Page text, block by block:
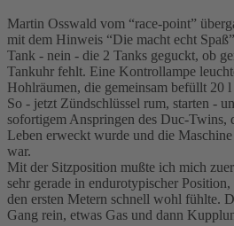
Martin Osswald vom “race-point”
mit dem Hinweis “Die macht echt
Tank - nein - die 2 Tanks geguckt, ob
Tankuhr fehlt. Eine Kontrollampe
Hohlräumen, die gemeinsam befüllt 20
So - jetzt Zündschlüssel rum, starten -
sofortigem Anspringen des Duc-
Leben erweckt wurde und die
war.
Mit der Sitzposition mußte ich mich
sehr gerade in endurotypischer
den ersten Metern schnell wohl fühlte.
Gang rein, etwas Gas und dann